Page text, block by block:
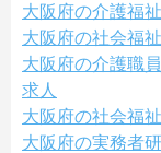
大阪府の介護福
大阪府の社会福
大阪府の介護職
求人
大阪府の社会福
大阪府の実務者